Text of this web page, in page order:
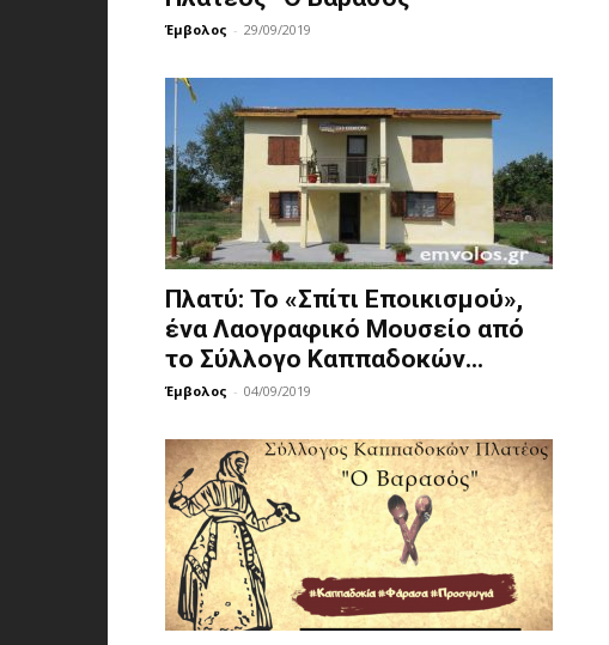
Έμβολος - 29/09/2019
Πλατύ: Το «Σπίτι Εποικισμού»,
ένα Λαογραφικό Μουσείο από
το Σύλλογο Καππαδοκών...
Έμβολος - 04/09/2019